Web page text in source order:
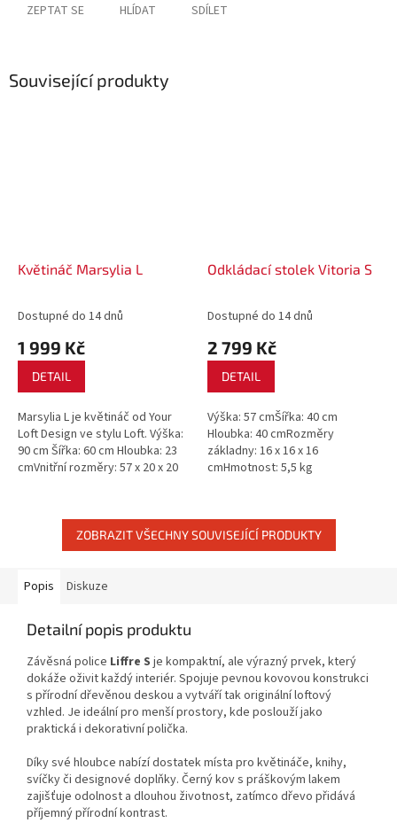
ZEPTAT SE HLÍDAT SDÍLET
Související produkty
Květináč Marsylia L
Dostupné do 14 dnů
1 999 Kč
DETAIL
Marsylia L je květináč od Your
Loft Design ve stylu Loft. Výška:
90 cm Šířka: 60 cm Hloubka: 23
cmVnitřní rozměry: 57 x 20 x 20
Odkládací stolek Vitoria S
Dostupné do 14 dnů
2 799 Kč
DETAIL
Výška: 57 cmŠířka: 40 cm
Hloubka: 40 cmRozměry
základny: 16 x 16 x 16
cmHmotnost: 5,5 kg
hnědá / bílá / salmon /...
ZOBRAZIT VŠECHNY SOUVISEJÍCÍ PRODUKTY
Popis Diskuze
Detailní popis produktu
Závěsná police Liffre S je kompaktní, ale výrazný prvek, který
dokáže oživit každý interiér. Spojuje pevnou kovovou konstrukci
s přírodní dřevěnou deskou a vytváří tak originální loftový
vzhled. Je ideální pro menší prostory, kde poslouží jako
praktická i dekorativní polička.
Díky své hloubce nabízí dostatek místa pro květináče, knihy,
svíčky či designové doplňky. Černý kov s práškovým lakem
zajišťuje odolnost a dlouhou životnost, zatímco dřevo přidává
příjemný přírodní kontrast.